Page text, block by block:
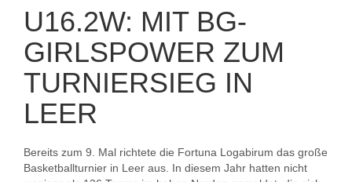
U16.2W: MIT BG-
GIRLSPOWER ZUM
TURNIERSIEG IN
LEER
Bereits zum 9. Mal richtete die Fortuna Logabirum das große
Basketballturnier in Leer aus. In diesem Jahr hatten nicht